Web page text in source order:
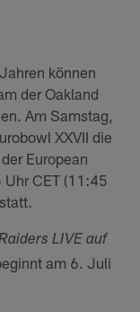
können
der Oakland
Am Samstag,
XXVII die
European
Uhr CET (11:45
LIVE auf
am 6. Juli